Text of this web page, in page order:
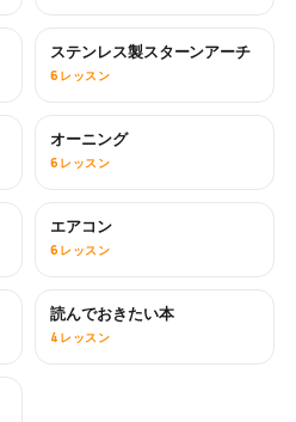
ステンレス製スターンアーチ
6レッスン
オーニング
6レッスン
近日公開
エアコン
6レッスン
近日公開
読んでおきたい本
4レッスン